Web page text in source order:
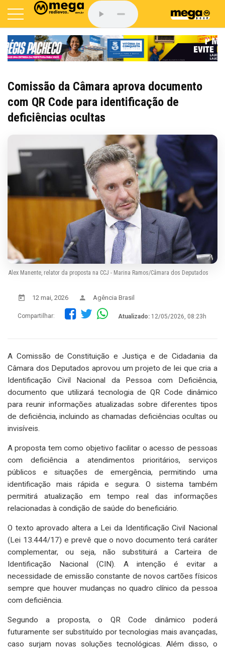
Comissão da Câmara aprova documento
com QR Code para identificação de
deficiências ocultas
Alex Manente, relator da proposta na CCJ - Marina Ramos/Câmara dos Deputados
12 mai, 2026 Agência Brasil
Compartilhar: Atualizado: 12/05/2026, 08:23h
A Comissão de Constituição e Justiça e de Cidadania da
Câmara dos Deputados aprovou um projeto de lei que cria a
Identificação Civil Nacional da Pessoa com Deficiência,
documento que utilizará tecnologia de QR Code dinâmico
para reunir informações atualizadas sobre diferentes tipos
de deficiência, incluindo as chamadas deficiências ocultas ou
invisíveis.
A proposta tem como objetivo facilitar o acesso de pessoas
com deficiência a atendimentos prioritários, serviços
públicos e situações de emergência, permitindo uma
identificação mais rápida e segura. O sistema também
permitirá atualização em tempo real das informações
relacionadas à condição de saúde do beneficiário.
O texto aprovado altera a Lei da Identificação Civil Nacional
(Lei 13.444/17) e prevê que o novo documento terá caráter
complementar, ou seja, não substituirá a Carteira de
Identificação Nacional (CIN). A intenção é evitar a
necessidade de emissão constante de novos cartões físicos
sempre que houver mudanças no quadro clínico da pessoa
com deficiência.
Segundo a proposta, o QR Code dinâmico poderá
futuramente ser substituído por tecnologias mais avançadas,
caso surjam novas soluções tecnológicas. Além disso, o